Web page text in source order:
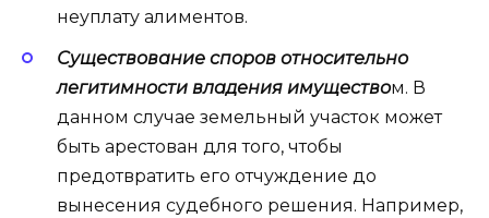
неуплату алиментов.
Существование споров относительно
легитимности владения имуществом. В
данном случае земельный участок может
быть арестован для того, чтобы
предотвратить его отчуждение до
вынесения судебного решения. Например,